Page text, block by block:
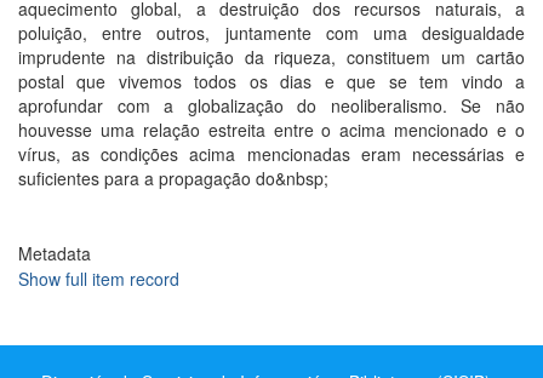
aquecimento global, a destruição dos recursos naturais, a
poluição, entre outros, juntamente com uma desigualdade
imprudente na distribuição da riqueza, constituem um cartão
postal que vivemos todos os dias e que se tem vindo a
aprofundar com a globalização do neoliberalismo. Se não
houvesse uma relação estreita entre o acima mencionado e o
vírus, as condições acima mencionadas eram necessárias e
suficientes para a propagação do&nbsp;
Metadata
Show full item record